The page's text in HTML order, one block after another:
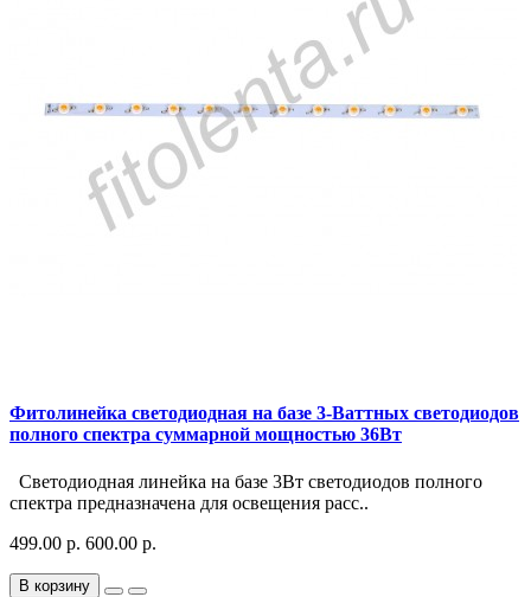
Фитолинейка светодиодная на базе 3-Ваттных светодиодов
полного спектра суммарной мощностью 36Вт
Светодиодная линейка на базе 3Вт светодиодов полного
спектра предназначена для освещения расс..
499.00 р. 600.00 р.
В корзину